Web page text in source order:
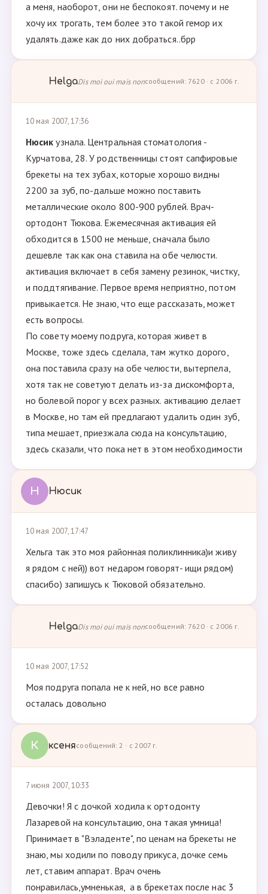
а меня, наоборот, они не беспокоят. почему и не
хочу их трогать, тем более это такой гемор их
удалять.даже как до них добраться..брр
HelgaDis moi oui mais nonсообщений: 7620 · с 2006 г.
10 мая 2007, 17:36
Нюсик узнала. Центральная стоматология -
Курчатова, 28. У родственницы стоят сапфировые
брекеты на тех зубах, которые хорошо видны
2200 за зуб, по-дальше можно поставить
металлические около 800-900 рублей. Врач-
ортодонт Тюкова. Ежемесячная активация ей
обходится в 1500 не меньше, сначала было
дешевле так как она ставила на обе челюсти.
активация включает в себя замену резинок, чистку,
и поддтягивание. Первое время неприятно, потом
привыкается. Не знаю, что еще рассказать, может
есть вопросы.
По совету моему подруга, которая живет в
Москве, тоже здесь сделала, там жутко дорого,
она поставила сразу на обе челюсти, вытерпела,
хотя так не советуют делать из-за дискомфорта,
но болевой порог у всех разных. активацию делает
в Москве, но там ей предлагают удалить один зуб,
типа мешает, приезжала сюда на консультацию,
здесь сказали, что пока нет в этом необходимости
Н Нюсик
10 мая 2007, 17:47
Хельга так это моя районная поликлинника)и живу
я рядом с ней)) вот недаром говорят- ищи рядом)
спасибо) запишусь к Тюковой обязательно.
HelgaDis moi oui mais nonсообщений: 7620 · с 2006 г.
10 мая 2007, 17:52
Моя подруга попала не к ней, но все равно
осталась довольно
К ксенясообщений: 2 · с 2007 г.
7 июня 2007, 10:33
Девочки! Я с дочкой ходила к ортодонту
Лазаревой на консультацию, она такая умница!
Принимает в "Вэладенте", по ценам на брекеты не
знаю, мы ходили по поводу прикуса, дочке семь
лет, ставим аппарат. Врач очень
понравилась,умненькая, а в брекетах после нас 3